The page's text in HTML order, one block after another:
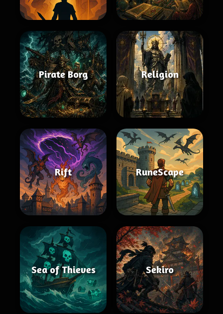
Pirate Borg Religion
Rift RuneScape
Sea of Thieves Sekiro